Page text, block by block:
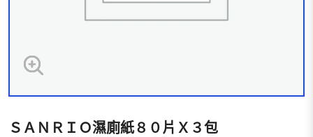
ＳＡＮＲＩＯ濕廁紙８０片Ｘ３包